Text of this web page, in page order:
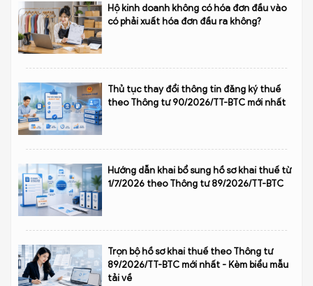
Hộ kinh doanh không có hóa đơn đầu vào
có phải xuất hóa đơn đầu ra không?
Thủ tục thay đổi thông tin đăng ký thuế
theo Thông tư 90/2026/TT-BTC mới nhất
Hướng dẫn khai bổ sung hồ sơ khai thuế từ
1/7/2026 theo Thông tư 89/2026/TT-BTC
Trọn bộ hồ sơ khai thuế theo Thông tư
89/2026/TT-BTC mới nhất - Kèm biểu mẫu
tải về